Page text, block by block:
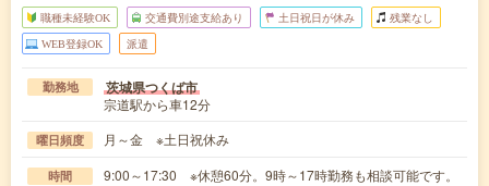
職種未経験OK 交通費別途支給あり 土日祝日が休み 残業なし
WEB登録OK 派遣
勤務地 茨城県つくば市
宗道駅から車12分
曜日頻度 月～金 ※土日祝休み
時間 9:00～17:30 ※休憩60分。9時～17時勤務も相談可能です。